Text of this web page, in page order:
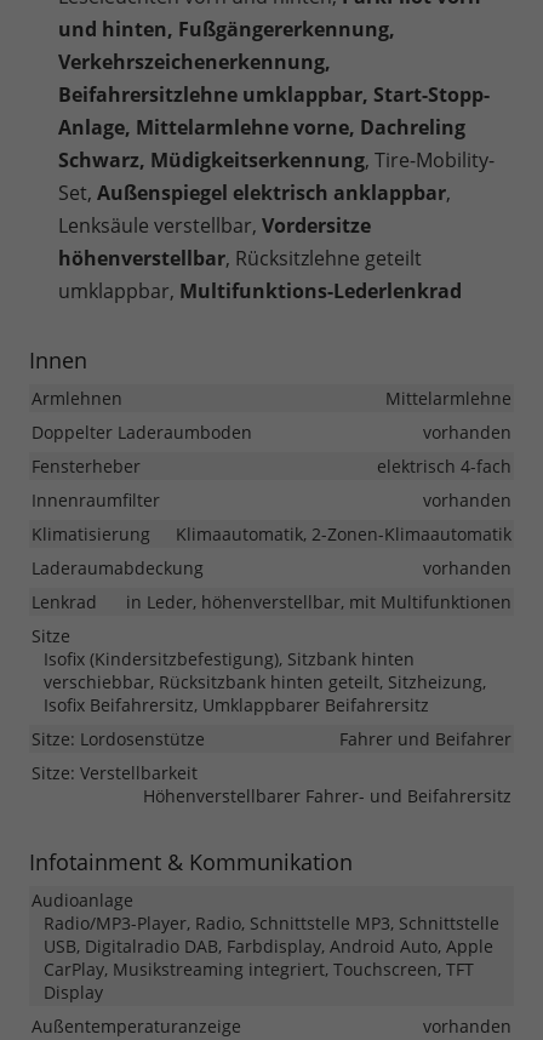
und hinten, Fußgängererkennung,
Verkehrszeichenerkennung,
Beifahrersitzlehne umklappbar, Start-Stopp-
Anlage, Mittelarmlehne vorne, Dachreling
Schwarz, Müdigkeitserkennung, Tire-Mobility-
Set, Außenspiegel elektrisch anklappbar,
Lenksäule verstellbar, Vordersitze
höhenverstellbar, Rücksitzlehne geteilt
umklappbar, Multifunktions-Lederlenkrad
Innen
Armlehnen
Mittelarmlehne
Doppelter Laderaumboden
vorhanden
Fensterheber
elektrisch 4-fach
Innenraumfilter
vorhanden
Klimatisierung
Klimaautomatik, 2-Zonen-Klimaautomatik
Laderaumabdeckung
vorhanden
Lenkrad
in Leder, höhenverstellbar, mit Multifunktionen
Sitze
Isofix (Kindersitzbefestigung), Sitzbank hinten
verschiebbar, Rücksitzbank hinten geteilt, Sitzheizung,
Isofix Beifahrersitz, Umklappbarer Beifahrersitz
Sitze: Lordosenstütze
Fahrer und Beifahrer
Sitze: Verstellbarkeit
Höhenverstellbarer Fahrer- und Beifahrersitz
Infotainment & Kommunikation
Audioanlage
Radio/MP3-Player, Radio, Schnittstelle MP3, Schnittstelle
USB, Digitalradio DAB, Farbdisplay, Android Auto, Apple
CarPlay, Musikstreaming integriert, Touchscreen, TFT
Display
Außentemperaturanzeige
vorhanden